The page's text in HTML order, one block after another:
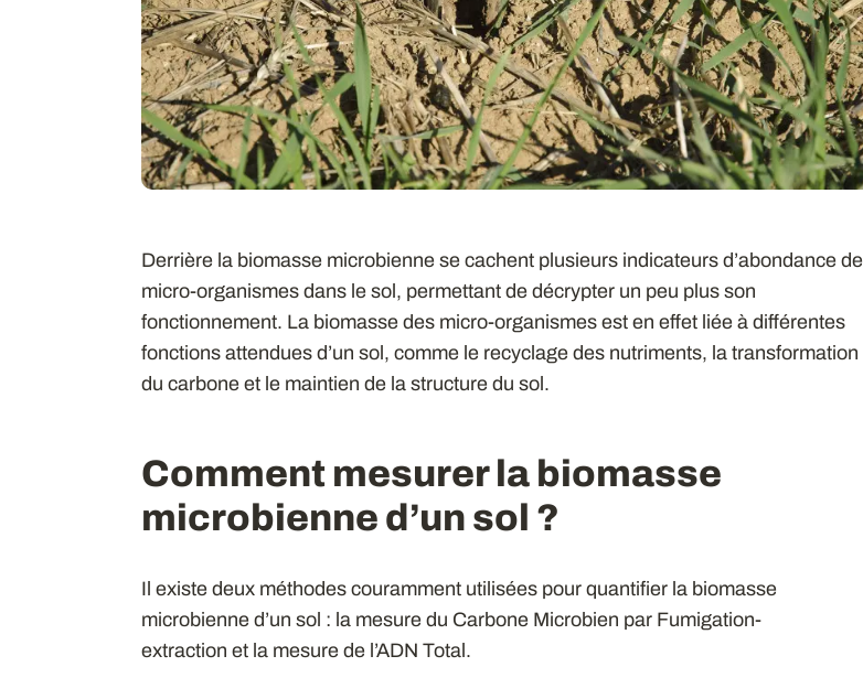
Derrière la biomasse microbienne se cachent plusieurs indicateurs d’abondance de
micro-organismes dans le sol, permettant de décrypter un peu plus son
fonctionnement. La biomasse des micro-organismes est en effet liée à différentes
fonctions attendues d’un sol, comme le recyclage des nutriments, la transformation
du carbone et le maintien de la structure du sol.
Comment mesurer la biomasse
microbienne d’un sol ?
Il existe deux méthodes couramment utilisées pour quantifier la biomasse
microbienne d’un sol : la mesure du Carbone Microbien par Fumigation-
extraction et la mesure de l’ADN Total.